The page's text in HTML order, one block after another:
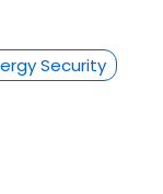
Security